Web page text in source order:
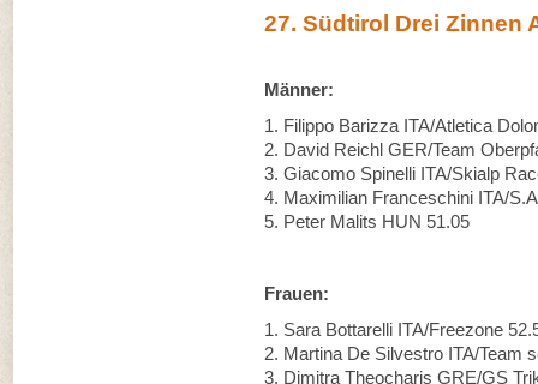
27. Südtirol Drei Zinnen
Männer:
1. Filippo Barizza ITA/Atletica
2. David Reichl GER/Team
3. Giacomo Spinelli ITA/Skialp
4. Maximilian Franceschini ITA/
5. Peter Malits HUN 51.05
Frauen:
1. Sara Bottarelli ITA/Freezone
2. Martina De Silvestro ITA/Team
3. Dimitra Theocharis GRE/GS